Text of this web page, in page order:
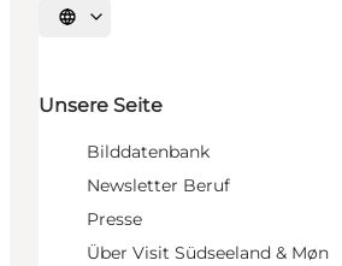
Sprache auswählen
Unsere Seite
Bilddatenbank
Newsletter Beruf
Presse
Über Visit Südseeland & Møn